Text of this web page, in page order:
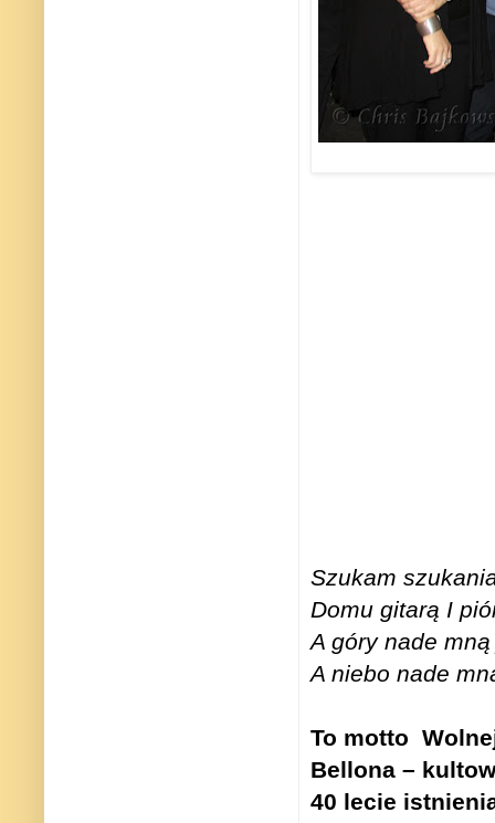
Szukam
Domu gitarą I
A góry nade
A niebo nade
To motto
Bellona –
40 lecie